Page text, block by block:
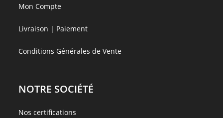
Mon Compte
Livraison | Paiement
Conditions Générales de Vente
NOTRE SOCIÉTÉ
Nos certifications